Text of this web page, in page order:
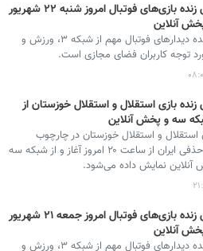
پخش زنده بازی‌های فوتبال امروز شنبه ۲۲‌ شهریور
آنلاین
ساعت پخش زنده دیدارهای فوتبال مهم از شبکه ۳، ورزش و
توجه کاربران فضای مجازی است.
بازی استقلال و استقلال خوزستان از
سه و پخش آنلاین
و استقلال خوزستان در چارچوب
رقابت‌های جام حذفی ایران از ساعت ۲۰ امروز آغاز و از شبکه سه
نمایش داده می‌شود.‌
پخش زنده بازی‌های فوتبال امروز جمعه ۲۱‌ شهریور
آنلاین
ساعت پخش زنده دیدارهای فوتبال مهم از شبکه ۳، ورزش و